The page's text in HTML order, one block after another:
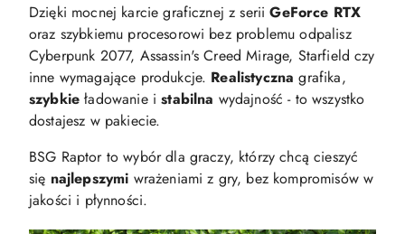
Dzięki mocnej karcie graficznej z seriiGeForce RTX
oraz szybkiemu procesorowi bez problemu odpalisz
Cyberpunk 2077, Assassin's Creed Mirage, Starfield czy
inne wymagające produkcje. Realistyczna grafika,
szybkie ładowanie istabilna wydajność - to wszystko
dostajesz w pakiecie.
BSG Raptor to wybór dla graczy, którzy chcą cieszyć
się najlepszymi wrażeniami z gry, bez kompromisów w
jakości i płynności.